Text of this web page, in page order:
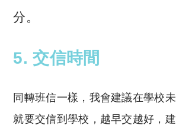
分。
5. 交信時間
同轉班信一樣，我會建議在學校
就要交信到學校，越早交越好，